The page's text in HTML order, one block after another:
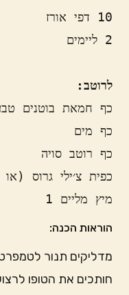
לרוטב:
מיץ מליים 1
הוראות הכנה:
מדליקים תנור לטמפרטורה של
חותכים את הטופו